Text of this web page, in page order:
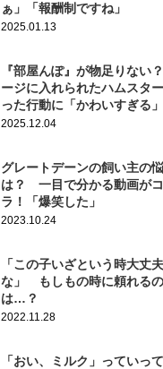
ぁ」「報酬制ですね」
2025.01.13
『部屋んぽ』が物足りない
ージに入れられたハムスタ
った行動に「かわいすぎる」
2025.12.04
グレートデーンの飼い主の
は？ 一目で分かる動画が
ラ！「爆笑した」
2023.10.24
「この子いざという時大丈
な」 もしもの時に頼れるの
は…？
2022.11.28
「おい、ミルク」っていっ